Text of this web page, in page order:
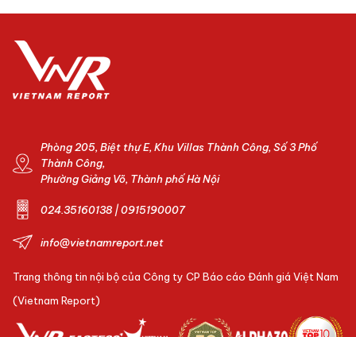
Phòng 205, Biệt thự E, Khu Villas Thành Công, Số 3 Phố
Thành Công,
Phường Giảng Võ, Thành phố Hà Nội
024.35160138 | 0915190007
info@vietnamreport.net
Trang thông tin nội bộ của Công ty CP Báo cáo Đánh giá Việt Nam
(Vietnam Report)